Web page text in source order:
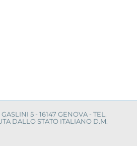
5 - 16147 GENOVA - TEL.
DALLO STATO ITALIANO D.M.